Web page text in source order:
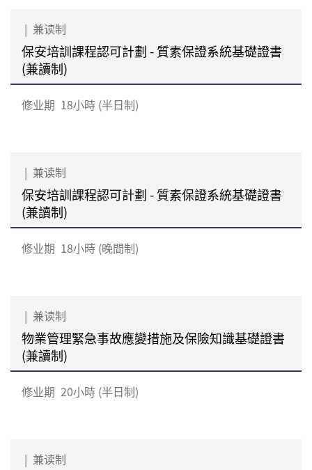
| 兼读制
保安培訓課程認可計劃 - 質素保證系統基礎證書
(兼讀制)
修业期 18小時 (半日制)
| 兼读制
保安培訓課程認可計劃 - 質素保證系統基礎證書
(兼讀制)
修业期 18小時 (晚間制)
| 兼读制
物業管理緊急事故應變措施及保險知識基礎證書
(兼讀制)
修业期 20小時 (半日制)
| 兼读制